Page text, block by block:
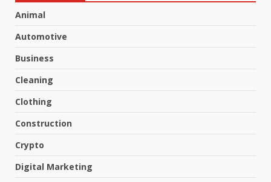
Animal
Automotive
Business
Cleaning
Clothing
Construction
Crypto
Digital Marketing